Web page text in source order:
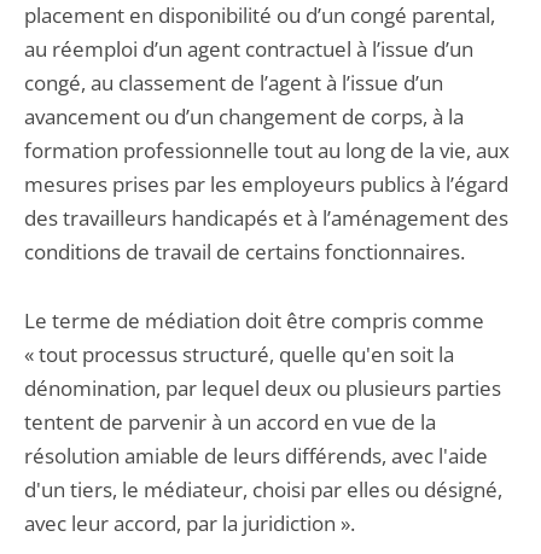
placement en disponibilité ou d’un congé parental,
au réemploi d’un agent contractuel à l’issue d’un
congé, au classement de l’agent à l’issue d’un
avancement ou d’un changement de corps, à la
formation professionnelle tout au long de la vie, aux
mesures prises par les employeurs publics à l’égard
des travailleurs handicapés et à l’aménagement des
conditions de travail de certains fonctionnaires.
Le terme de médiation doit être compris comme
« tout processus structuré, quelle qu'en soit la
dénomination, par lequel deux ou plusieurs parties
tentent de parvenir à un accord en vue de la
résolution amiable de leurs différends, avec l'aide
d'un tiers, le médiateur, choisi par elles ou désigné,
avec leur accord, par la juridiction ».